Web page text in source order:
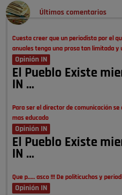
Últimos comentarios
Cuesta creer que un periodista por el
anuales tenga una prosa tan limitada y
Opinión IN
El Pueblo Existe
IN …
Para ser el director de comunicación
mas educado
Opinión IN
El Pueblo Existe
IN …
Que p..... asco !!! De politicuchos y
Opinión IN